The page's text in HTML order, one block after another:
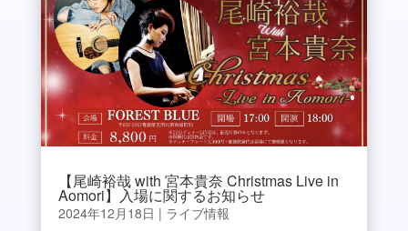
【尾崎裕哉 with 宮本貴奈 Christmas Live in
Aomori】入場に関するお知らせ
2024年12月18日 | ライブ情報